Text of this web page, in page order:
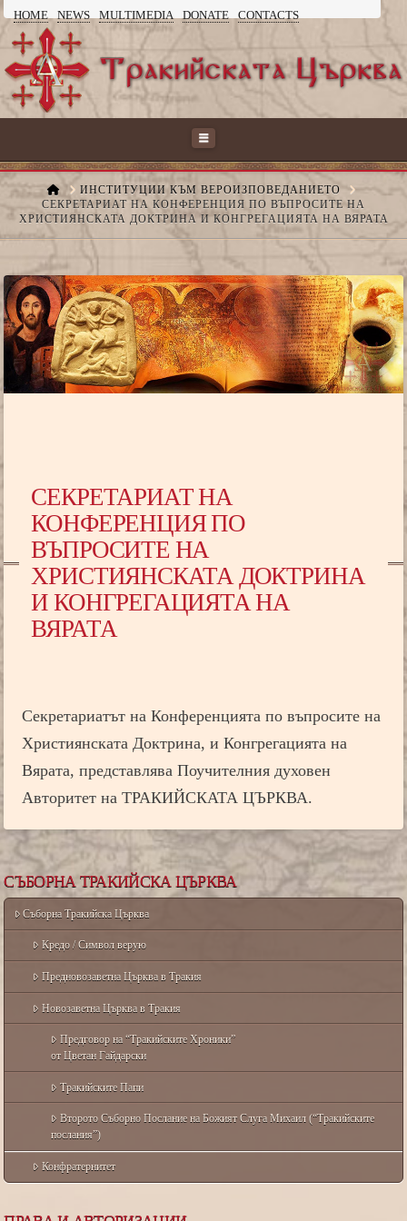
HOME NEWS MULTIMEDIA DONATE CONTACTS
ТРАКИЙСКАТА
ЦЪРКВА
Navigation
HOMEИНСТИТУЦИИ КЪМ ВЕРОИЗПОВЕДАНИЕТО
СЕКРЕТАРИАТ НА КОНФЕРЕНЦИЯ ПО ВЪПРОСИТЕ НА
ХРИСТИЯНСКАТА ДОКТРИНА И КОНГРЕГАЦИЯТА НА ВЯРАТА
СЕКРЕТАРИАТ НА
КОНФЕРЕНЦИЯ ПО
ВЪПРОСИТЕ НА
ХРИСТИЯНСКАТА ДОКТРИНА
И КОНГРЕГАЦИЯТА НА
ВЯРАТА
Секретариатът на Конференцията по въпросите на
Християнската Доктрина, и Конгрегацията на
Вярата, представлява Поучителния духовен
Авторитет на ТРАКИЙСКАТА ЦЪРКВА.
СЪБОРНА ТРАКИЙСКА ЦЪРКВА
Съборна Тракийска Църква
Кредо / Символ верую
Предновозаветна Църква в Тракия
Новозаветна Църква в Тракия
Предговор на “Тракийските Хроники”
от Цветан Гайдарски
Тракийските Папи
Второто Съборно Послание на Божият Слуга Михаил (“Тракийските
послания”)
Конфратернитет